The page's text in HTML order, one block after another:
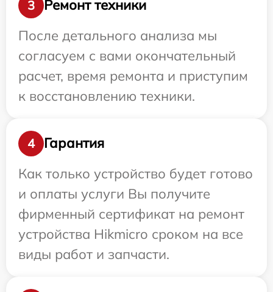
3
Ремонт техники
После детального анализа мы
согласуем с вами окончательный
расчет, время ремонта и приступим
к восстановлению техники.
4
Гарантия
Как только устройство будет готово
и оплаты услуги Вы получите
фирменный сертификат на ремонт
устройства Hikmicro сроком на все
виды работ и запчасти.